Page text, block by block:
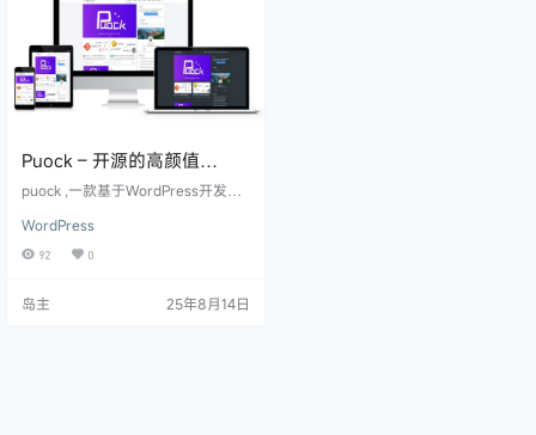
Puock – 开源的高颜值
WordPress主题
puock ,一款基于WordPress开发的
黑夜模式/无刷新加载/第三方登录等
众多功能。主题的特点有三个，第
由设置与选择；第二它的后台项目
WordPress
92 0
岛主 25年8月14日